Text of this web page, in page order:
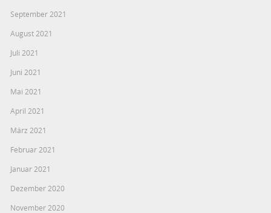
September 2021
August 2021
Juli 2021
Juni 2021
Mai 2021
April 2021
März 2021
Februar 2021
Januar 2021
Dezember 2020
November 2020